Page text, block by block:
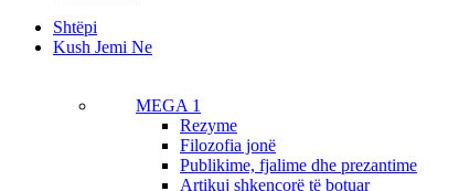
Menu
Menu
Shtëpi
Kush Jemi Ne
MEGA 1
Rezyme
Filozofia jonë
Publikime, fjalime dhe prezantime
Artikuj shkencorë të botuar